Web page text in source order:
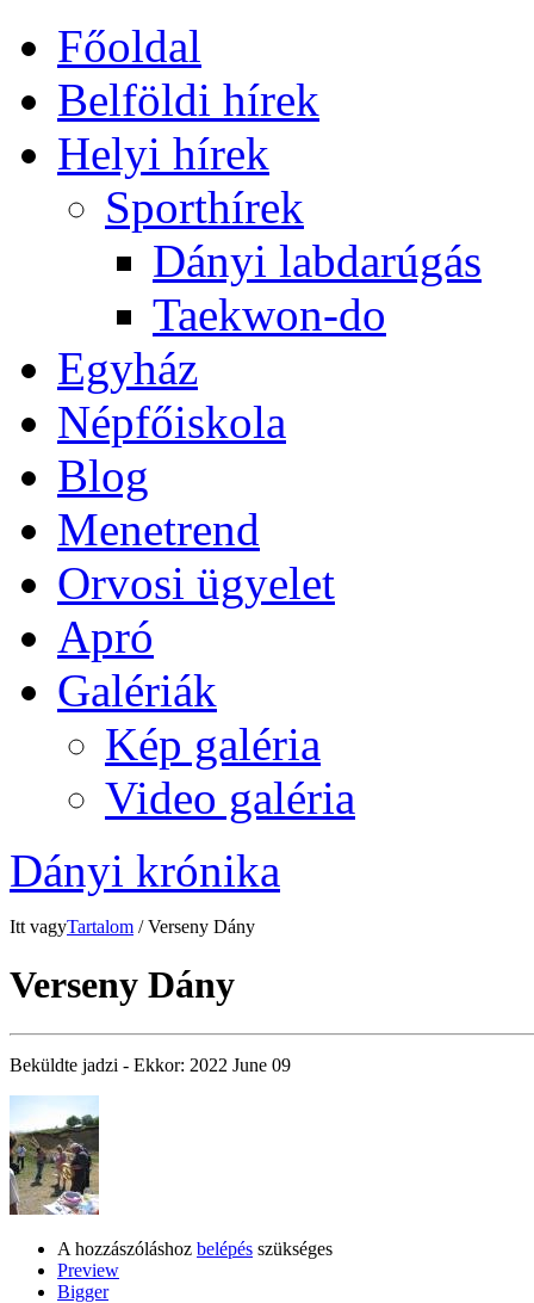
Főoldal
Belföldi hírek
Helyi hírek
Sporthírek
Dányi labdarúgás
Taekwon-do
Egyház
Népfőiskola
Blog
Menetrend
Orvosi ügyelet
Apró
Galériák
Kép galéria
Video galéria
Dányi krónika
Itt vagyTartalom / Verseny Dány
Verseny Dány
Beküldte jadzi - Ekkor: 2022 June 09
A hozzászóláshoz belépés szükséges
Preview
Bigger